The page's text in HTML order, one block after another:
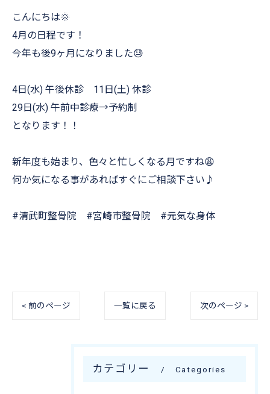
こんにちは🌞
4月の日程です！
今年も後9ヶ月になりました😓
4日(水) 午後休診 11日(土) 休診
29日(水) 午前中診療→予約制
となります！！
新年度も始まり、色々と忙しくなる月ですね😩
何か気になる事があればすぐにご相談下さい♪
#清武町整骨院 #宮崎市整骨院 #元気な身体
< 前のページ 一覧に戻る 次のページ >
カテゴリー Categories